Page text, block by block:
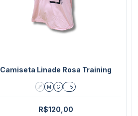
Camiseta Linade Rosa Training
P M G + 5
R$120,00